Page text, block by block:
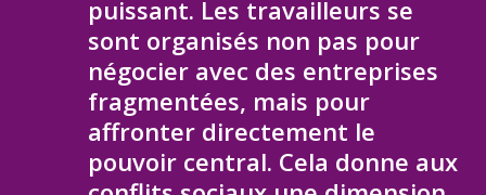
puissant. Les travailleurs se
sont organisés non pas pour
négocier avec des entreprises
fragmentées, mais pour
affronter directement le
pouvoir central. Cela donne aux